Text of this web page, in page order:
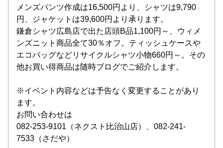
メンズパンツ作成は16,500円より、シャツは9,790
円、ジャケットは39,600円より承ります。
鎌倉シャツ広島店で出た店頭B品1,100円～、ウィメ
ンズニット商品全て30％オフ。ティッシュケースや
エコバッグなどリサイクルシャツ小物660円～。その
他お買い得商品は随時ブログでご紹介します。
※イベント内容などは予告なく変更することがあり
ます。
お問い合わせは
082-253-9101（ネクスト比治山店）、082-241-
7533（さだや）